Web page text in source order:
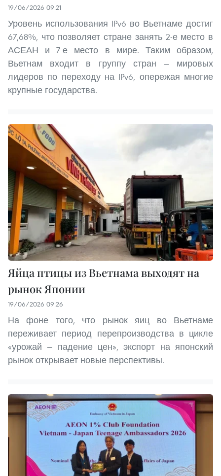
19/06/2026 09:21
Уровень использования IPv6 во Вьетнаме достиг
67,68%, что позволяет стране занять 2-е место в
АСЕАН и 7-е место в мире. Таким образом,
Вьетнам входит в группу стран — мировых
лидеров по переходу на IPv6, опережая многие
крупные государства.
Яйца птицы из Вьетнама выходят на
рынок Японии
19/06/2026 09:26
На фоне того, что рынок яиц во Вьетнаме
переживает период перепроизводства в цикле
«урожай — падение цен», экспорт на японский
рынок открывает новые перспективы.